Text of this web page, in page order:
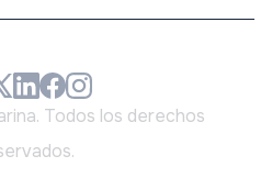
Todos los derechos